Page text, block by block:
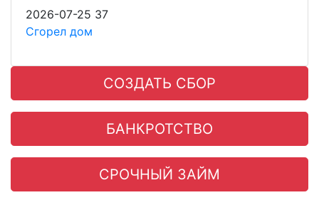
2026-07-25 37
Сгорел дом
СОЗДАТЬ СБОР
БАНКРОТСТВО
СРОЧНЫЙ ЗАЙМ